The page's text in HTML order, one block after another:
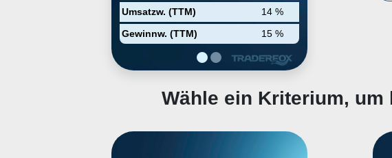
Umsatzw. (TTM)
14 %
Gewinnw. (TTM)
15 %
Wähle ein Kriterium, um